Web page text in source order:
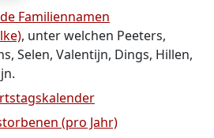
Familiennamen
, unter welchen Peeters,
Selen, Valentijn, Dings, Hillen,
(pro Jahr)